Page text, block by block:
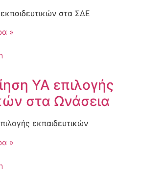
στα ΣΔΕ
»
ΥΑ επιλογής
στα Ωνάσεια
εκπαιδευτικών
»